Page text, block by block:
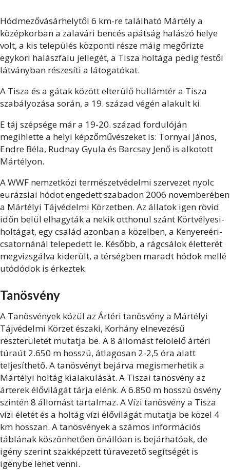
Hódmezővásárhelytől 6 km-re található Mártély a
középkorban a zalavári bencés apátság halászó helye
volt, a kis település központi része máig megőrizte
egykori halászfalu jellegét, a Tisza holtága pedig festői
látványban részesíti a látogatókat.
A Tisza és a gátak között elterülő hullámtér a Tisza
szabályozása során, a 19. század végén alakult ki.
E táj szépsége már a 19-20. század fordulóján
megihlette a helyi képzőművészeket is: Tornyai János,
Endre Béla, Rudnay Gyula és Barcsay Jenő is alkotott
Mártélyon.
A WWF nemzetközi természetvédelmi szervezet nyolc
eurázsiai hódot engedett szabadon 2006 novemberében
a Mártélyi Tájvédelmi Körzetben. Az állatok igen rövid
időn belül elhagyták a nekik otthonul szánt Körtvélyesi-
holtágat, egy család azonban a közelben, a Kenyereéri-
csatornánál telepedett le. Később, a rágcsálok életterét
megvizsgálva kiderült, a térségben maradt hódok mellé
utódódok is érkeztek.
Tanösvény
A Tanösvények közül az Ártéri tanösvény a Mártélyi
Tájvédelmi Körzet északi, Korhány elnevezésű
részterületét mutatja be. A 8 állomást felölelő ártéri
túraút 2.650 m hosszú, átlagosan 2-2,5 óra alatt
teljesíthető. A tanösvényt bejárva megismerhetik a
Mártélyi holtág kialakulását. A Tiszai tanösvény az
árterek élővilágát tárja elénk. A 6.850 m hosszú ösvény
szintén 8 állomást tartalmaz. A Vízi tanösvény a Tisza
vízi életét és a holtág vízi élővilágát mutatja be közel 4
km hosszan. A tanösvények a számos információs
táblának köszönhetően önállóan is bejárhatóak, de
igény szerint szakképzett túravezető segítségét is
igénybe lehet venni.